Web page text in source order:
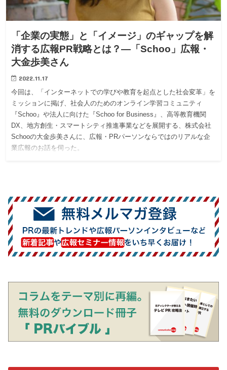
「企業の実態」と「イメージ」のギャップを解
消する広報PR戦略とは？―「Schoo」広報・
大金歩美さん
2022.11.17
今回は、「インターネットでの学びや教育を起点とした社会変革」を
ミッションに掲げ、社会人のためのオンライン学習コミュニティ
『Schoo』や法人に向けた『Schoo for Business』、高等教育機関
DX、地方創生・スマートシティ推進事業などを展開する、株式会社
Schooの大金歩美さんに、広報・PRパーソンならではのリアルな企
業広報のお話を伺った。